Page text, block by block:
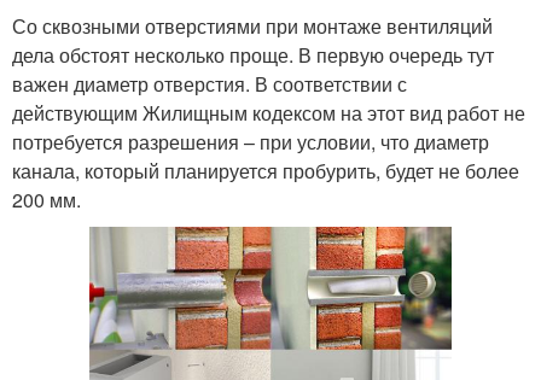
Со сквозными отверстиями при монтаже вентиляций
дела обстоят несколько проще. В первую очередь тут
важен диаметр отверстия. В соответствии с
действующим Жилищным кодексом на этот вид работ не
потребуется разрешения – при условии, что диаметр
канала, который планируется пробурить, будет не более
200 мм.